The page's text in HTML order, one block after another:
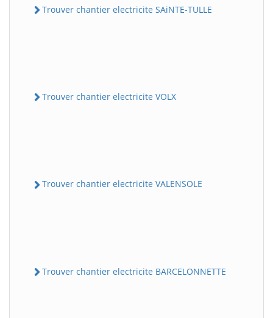
Trouver chantier electricite SAiNTE-TULLE
Trouver chantier electricite VOLX
Trouver chantier electricite VALENSOLE
Trouver chantier electricite BARCELONNETTE